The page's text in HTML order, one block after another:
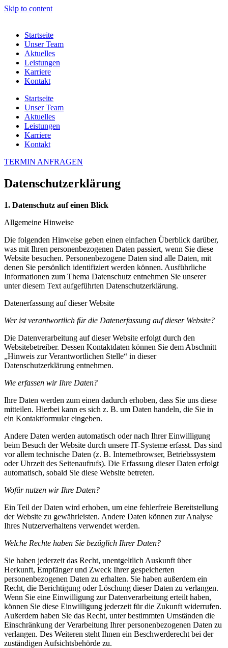
Skip to content
Startseite
Unser Team
Aktuelles
Leistungen
Karriere
Kontakt
Startseite
Unser Team
Aktuelles
Leistungen
Karriere
Kontakt
TERMIN ANFRAGEN
Datenschutzerklärung
1. Datenschutz auf einen Blick
Allgemeine Hinweise
Die folgenden Hinweise geben einen einfachen Überblick darüber,
was mit Ihren personenbezogenen Daten passiert, wenn Sie diese
Website besuchen. Personenbezogene Daten sind alle Daten, mit
denen Sie persönlich identifiziert werden können. Ausführliche
Informationen zum Thema Datenschutz entnehmen Sie unserer
unter diesem Text aufgeführten Datenschutzerklärung.
Datenerfassung auf dieser Website
Wer ist verantwortlich für die Datenerfassung auf dieser Website?
Die Datenverarbeitung auf dieser Website erfolgt durch den
Websitebetreiber. Dessen Kontaktdaten können Sie dem Abschnitt
„Hinweis zur Verantwortlichen Stelle“ in dieser
Datenschutzerklärung entnehmen.
Wie erfassen wir Ihre Daten?
Ihre Daten werden zum einen dadurch erhoben, dass Sie uns diese
mitteilen. Hierbei kann es sich z. B. um Daten handeln, die Sie in
ein Kontaktformular eingeben.
Andere Daten werden automatisch oder nach Ihrer Einwilligung
beim Besuch der Website durch unsere IT-Systeme erfasst. Das sind
vor allem technische Daten (z. B. Internetbrowser, Betriebssystem
oder Uhrzeit des Seitenaufrufs). Die Erfassung dieser Daten erfolgt
automatisch, sobald Sie diese Website betreten.
Wofür nutzen wir Ihre Daten?
Ein Teil der Daten wird erhoben, um eine fehlerfreie Bereitstellung
der Website zu gewährleisten. Andere Daten können zur Analyse
Ihres Nutzerverhaltens verwendet werden.
Welche Rechte haben Sie bezüglich Ihrer Daten?
Sie haben jederzeit das Recht, unentgeltlich Auskunft über
Herkunft, Empfänger und Zweck Ihrer gespeicherten
personenbezogenen Daten zu erhalten. Sie haben außerdem ein
Recht, die Berichtigung oder Löschung dieser Daten zu verlangen.
Wenn Sie eine Einwilligung zur Datenverarbeitung erteilt haben,
können Sie diese Einwilligung jederzeit für die Zukunft widerrufen.
Außerdem haben Sie das Recht, unter bestimmten Umständen die
Einschränkung der Verarbeitung Ihrer personenbezogenen Daten zu
verlangen. Des Weiteren steht Ihnen ein Beschwerderecht bei der
zuständigen Aufsichtsbehörde zu.